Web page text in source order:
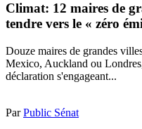
Climat: 12 maires de
tendre vers le « zéro
Douze maires de grandes
Mexico, Auckland ou
déclaration s'engageant...
ParPublic Sénat